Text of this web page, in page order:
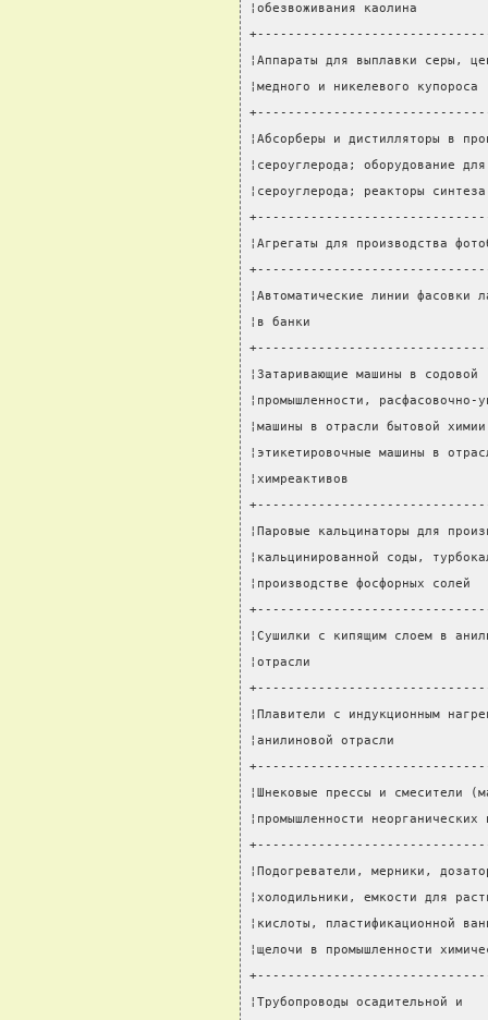
¦обезвоживания каолина
¦Аппараты для выплавки
¦медного и никелевого
¦Абсорберы и
¦сероуглерода;
¦сероуглерода; реакторы
¦Агрегаты для
¦Автоматические линии
¦в банки
¦Затаривающие машины в
¦промышленности,
¦машины в отрасли
¦этикетировочные
¦химреактивов
¦Паровые кальцинаторы
¦кальцинированной соды,
¦производстве фосфорных
¦Сушилки с кипящим
¦отрасли
¦Плавители с
¦анилиновой отрасли
¦Шнековые прессы и
¦промышленности
¦Подогреватели,
¦холодильники, емкости
¦кислоты,
¦щелочи в промышленности
¦Трубопроводы